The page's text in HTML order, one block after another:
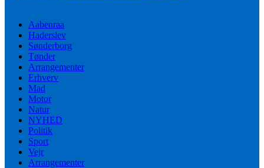
Aabenraa
Haderslev
Sønderborg
Tønder
Arrangementer
Erhverv
Mad
Motor
Natur
NYHED
Politik
Sport
Vejr
Arrangementer